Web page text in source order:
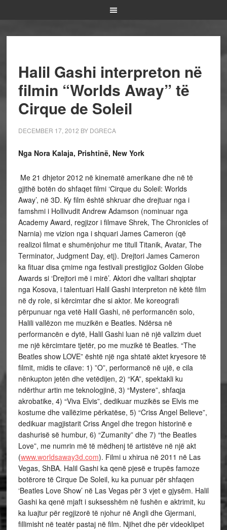
Halil Gashi interpreton në
filmin “Worlds Away” të
Cirque de Soleil
DECEMBER 17, 2012 BY DGRECA
Nga Nora Kalaja, Prishtinë, New York
Me 21 dhjetor 2012 në kinematë amerikane dhe në të
gjithë botën do shfaqet filmi ‘Cirque du Soleil: Worlds
Away’, në 3D. Ky film është shkruar dhe drejtuar nga i
famshmi i Hollivudit Andrew Adamson (nominuar nga
Academy Award, regjizor i filmave Shrek, The Chronicles of
Narnia) me vizion nga i shquari James Cameron (që
realizoi filmat e shumënjohur me titull Titanik, Avatar, The
Terminator, Judgment Day, etj). Drejtori James Cameron
ka fituar disa çmime nga festivali prestigjioz Golden Globe
Awards si ‘Drejtori më i mirë’. Aktori dhe valltari shqiptar
nga Kosova, i talentuari Halil Gashi interpreton në këtë film
në dy role, si kërcimtar dhe si aktor. Me koreografi
përpunuar nga vetë Halil Gashi, në performancën solo,
Halili vallëzon me muzikën e Beatles. Ndërsa në
performancën e dytë, Halil Gashi luan në një vallzim duet
me një kërcimtare tjetër, po me muzikë të Beatles. “The
Beatles show LOVE” është një nga shtatë aktet kryesore të
filmit, midis te cilave: 1) ”O”, performancë në ujë, e cila
nënkupton jetën dhe vetëdijen, 2) “KA”, spektakli ku
ndërthur artin me teknologjinë, 3) “Mystere”, shfaqja
akrobatike, 4) “Viva Elvis”, dedikuar muzikës se Elvis me
kostume dhe vallëzime përkatëse, 5) “Criss Angel Believe”,
dedikuar magjistarit Criss Angel dhe tregon historinë e
dashurisë së humbur, 6) “Zumanity” dhe 7) “the Beatles
Love”, me numrin më të mëdhenj të artistëve në një akt
(www.worldsaway3d.com). Filmi u xhirua në 2011 në Las
Vegas, ShBA. Halil Gashi ka qenë pjesë e trupës famoze
botërore të Cirque De Soleil, ku ka punuar për shfaqen
‘Beatles Love Show’ në Las Vegas për 3 vjet e gjysëm. Halil
Gashi ka qenë mjaft i suksesshëm në fushën e aktrimit, ku
ka luajtur për regjizorë të njohur në Angli dhe Gjermani,
fillimisht në teatër pastaj në film. Njihet dhe për videoklipet